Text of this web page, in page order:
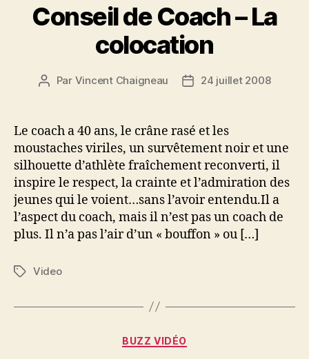
Conseil de Coach – La
colocation
Auteur
Par Vincent Chaigneau
Date24 juillet 2008
Le coach a 40 ans, le crâne rasé et les
moustaches viriles, un survêtement noir et une
silhouette d’athlète fraîchement reconverti, il
inspire le respect, la crainte et l’admiration des
jeunes qui le voient…sans l’avoir entendu.Il a
l’aspect du coach, mais il n’est pas un coach de
plus. Il n’a pas l’air d’un « bouffon » ou […]
Étiquettes
Video
Catégories
BUZZ VIDÉO